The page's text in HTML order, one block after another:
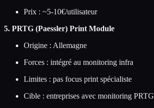
Prix : ~5-10€/utilisateur
5. PRTG (Paessler) Print Module
Origine : Allemagne
Forces : intégré au monitoring infra
Limites : pas focus print spécialiste
Cible : entreprises avec monitoring PRTG